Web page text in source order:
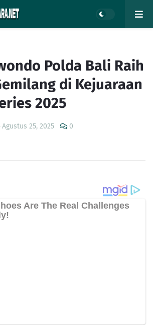
Polda Bali Raih
di Kejuaraan
2025
Agustus 25, 2025 0